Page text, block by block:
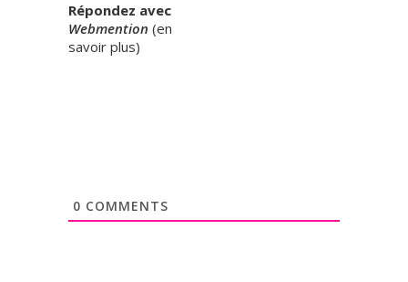
Répondez avec
Webmention (en
savoir plus)
0 COMMENTS